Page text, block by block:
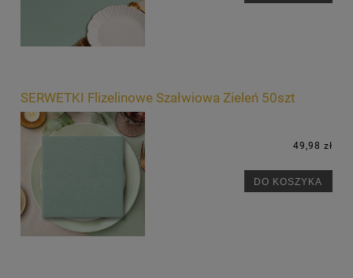
SERWETKI Flizelinowe Szałwiowa Zieleń 50szt
49,98 zł
DO KOSZYKA